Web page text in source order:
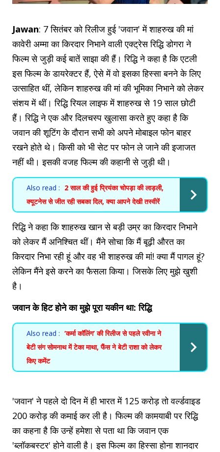
Jawan: 7 सितंबर को रिलीज हुई 'जवान' में शाहरुख की मां
कावेरी अम्मा का किरदार निभाने वाली एक्ट्रेस रिद्धि डोगरा ने
फिल्म से जुड़ी कई बातें साझा की हैं। रिद्धि ने कहा है कि एटली
इस फिल्म के डायरेक्टर हैं, ऐसे में वो इसका हिस्सा बनने के लिए
उत्साहित थीं, लेकिन शाहरुख की मां की भूमिका निभाने को लेकर
संशय में थीं। रिद्धि रियल लाइफ में शाहरुख से 19 साल छोटी
हैं। रिद्धि ने एक और दिलचस्प खुलासा करते हुए कहा है कि
जवान की शूटिंग के दौरान सभी को अपने मोबाइल फोन बाहर
रखने होते थे। किसी को भी सेट पर फोन ले जाने की इजाजत
नहीं थी। इसकी वजह फिल्म की कहानी से जुड़ी थी।
Also read : 2 साल की हुई प्रियंका चोपड़ा की लाड़ली,
क्यूटनेस से जीत रही सबका दिल, क्या आपने देखी तस्वीरें
रिद्धि ने कहा कि शाहरुख खान से बड़ी उम्र का किरदार निभाने
को लेकर मैं अनिश्चित थीं। मैंने सोचा कि मैं बूढ़ी औरत का
किरदार निभा रही हूं और वह भी शाहरुख की मां! क्या मैं पागल हूं?
लेकिन मैंने इसे करने का फैसला किया। जिसके लिए मुझे खुशी
है।
जवान के हिट होने का मुझे पूरा यकीन था: रिद्धि
Also read : ‘कर्मा कॉलिंग’ की रिलीज से पहले रवीना ने
बेटी संग सोमनाथ में टेका माथा, फैंस ने बेटी राशा को लेकर
किए कमेंट
'जवान' ने पहले दो दिन में ही भारत में 125 करोड़ तो वर्ल्डवाइड
200 करोड़ की कमाई कर ली है। फिल्म की कामयाबी पर रिद्धि
का कहना है कि उन्हें हमेशा से पता था कि जवान एक
'ब्लॉकबस्टर' होने वाली है। इस फिल्म का हिस्सा होना शानदार